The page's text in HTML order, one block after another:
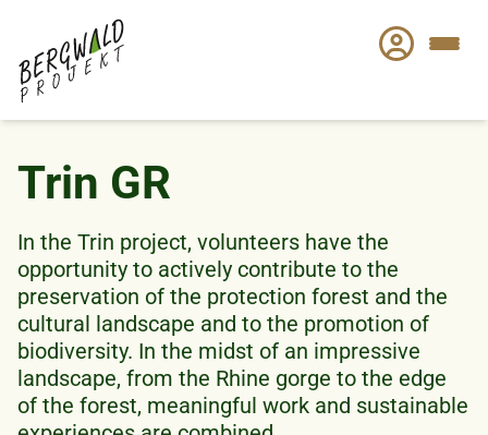
main
content
Trin GR
In the Trin project, volunteers have the
opportunity to actively contribute to the
preservation of the protection forest and the
cultural landscape and to the promotion of
biodiversity. In the midst of an impressive
landscape, from the Rhine gorge to the edge
of the forest, meaningful work and sustainable